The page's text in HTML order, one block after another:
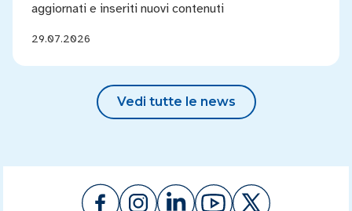
aggiornati e inseriti nuovi contenuti
29.07.2026
Vedi tutte le news